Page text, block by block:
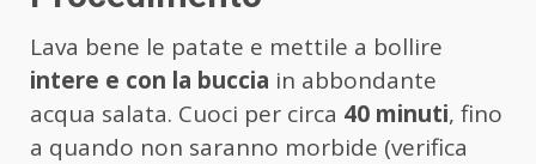
Lava bene le patate e mettile a bollire
intere e con la buccia in abbondante
acqua salata. Cuoci per circa 40 minuti, fino
a quando non saranno morbide (verifica